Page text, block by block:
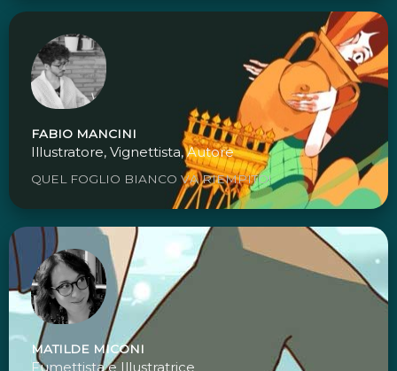
FABIO MANCINI
Illustratore, Vignettista, Autore
QUEL FOGLIO BIANCO VA RIEMPITO!
MATILDE MICONI
Fumettista e Illustratrice